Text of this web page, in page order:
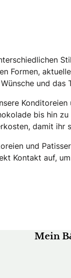
Formen,
und das
bis hin
damit
und
Kontakt auf,
Mein